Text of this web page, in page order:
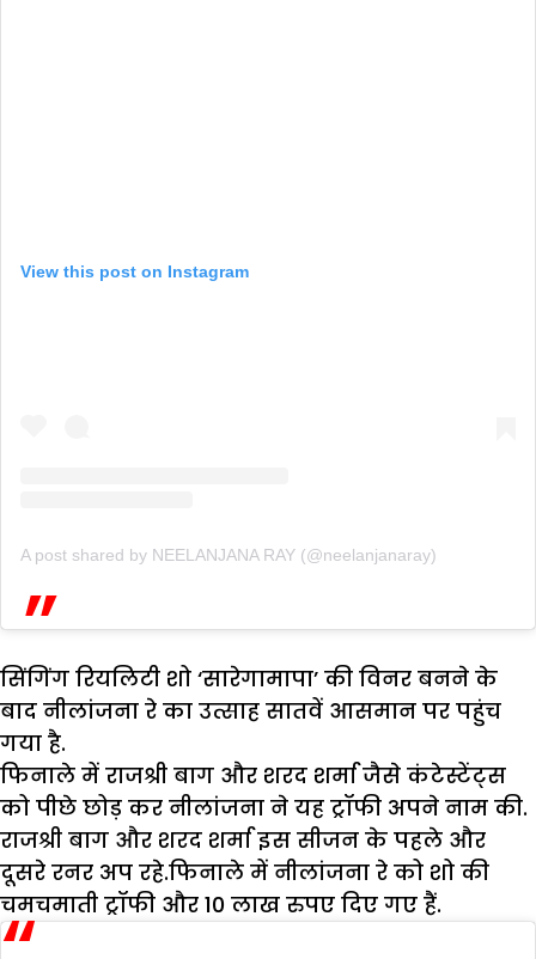
View this post on Instagram
A post shared by NEELANJANA RAY (@neelanjanaray)
सिंगिंग रियलिटी शो ‘सारेगामापा’ की विनर बनने के
बाद नीलांजना रे का उत्साह सातवें आसमान पर पहुंच
गया है.
फिनाले में राजश्री बाग और शरद शर्मा जैसे कंटेस्टेंट्स
को पीछे छोड़ कर नीलांजना ने यह ट्रॉफी अपने नाम की.
राजश्री बाग और शरद शर्मा इस सीजन के पहले और
दूसरे रनर अप रहे.फिनाले में नीलांजना रे को शो की
चमचमाती ट्रॉफी और 10 लाख रुपए दिए गए हैं.